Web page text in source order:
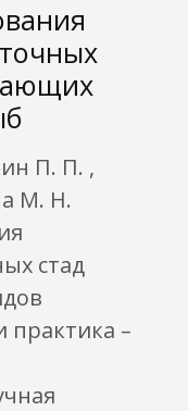
П. П. ,
М. Н.
стад
практика –